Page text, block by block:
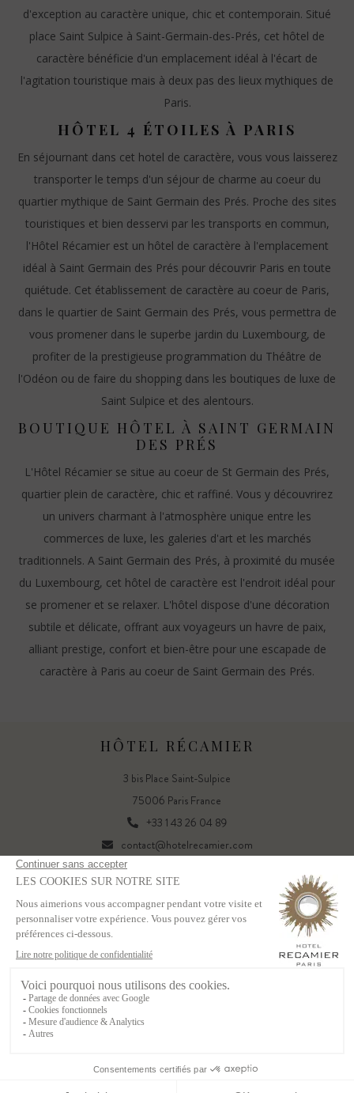
d'exception au caractère unique, chic et contemporain. Situé
place Saint Sulpice à Saint-Germain-des-Prés, cet hôtel de
caractère bénéficie d'un emplacement idéal à l'écart de
l'agitation touristique mais à deux pas des lieux mythiques de
Paris.
HÔTEL 4 ÉTOILES À PARIS
En séjournant dans cet hotel de caractère, vous vous laisserez
transporter le temps d'un séjour de charme au coeur du
quartier mythique de Saint Germain des Prés. Proche des sites
touristiques et bien desservi par les transports en commun,
l'Hôtel Récamier est un hôtel de caractère à l'emplacement
idéal à Saint Germain des Prés pour découvrir Paris en toute
quiétude. Cet établissement de caractère au coeur de Paris,
dans le quartier de Saint Germain des Prés, vous permettra de
vous promener dans le superbe jardin du Luxembourg, de
profiter de la prestigieuse programmation du Théâtre de
l'Odéon ou de faire du shopping dans les boutiques de luxe de
Saint Sulpice et des alentours.
BOUTIQUE HÔTEL À SAINT GERMAIN
DES PRÉS
L'Hôtel Récamier se situe au coeur de St Germain des Prés,
quartier plein de caractère, chic et raffiné. Vous y découvrirez
un univers charmant à l'atmosphère unique entre les
commerces de luxe, les galeries d'art et les marchés
traditionnels. A Saint Germain des Prés, à proximité du musée
du Luxembourg, cet hôtel de caractère est l'endroit idéal pour
se promener et se relaxer. L'hôtel dispose d'une décoration
subtile et délicate, offrant aux voyageurs un havre de paix,
alliant prestige, confort et bien-être pour une escapade de
caractère à Paris au coeur de Saint Germain des Prés.
HÔTEL RÉCAMIER
3 bis Place Saint-Sulpice
75006 Paris France
+33 1 43 26 04 89
contact@hotelrecamier.com
Powered by